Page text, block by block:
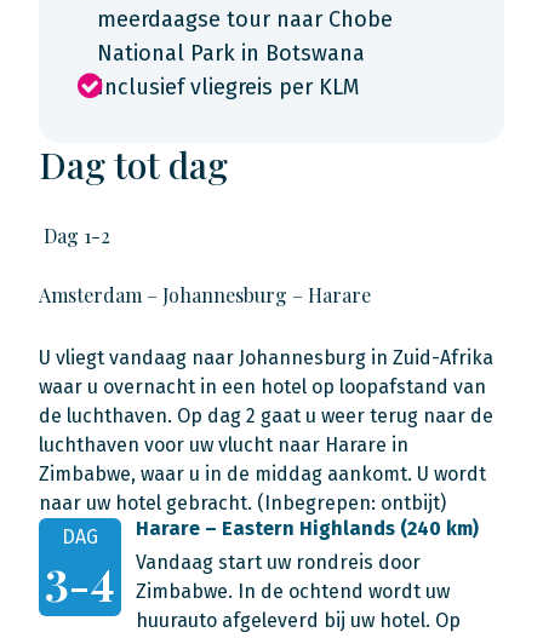
meerdaagse tour naar Chobe
National Park in Botswana
Inclusief vliegreis per KLM
Dag tot dag
Dag 1-2
Amsterdam – Johannesburg – Harare
U vliegt vandaag naar Johannesburg in Zuid-Afrika
waar u overnacht in een hotel op loopafstand van
de luchthaven. Op dag 2 gaat u weer terug naar de
luchthaven voor uw vlucht naar Harare in
Zimbabwe, waar u in de middag aankomt. U wordt
naar uw hotel gebracht. (Inbegrepen: ontbijt)
DAG
3-4
Harare – Eastern Highlands (240 km)
Vandaag start uw rondreis door
Zimbabwe. In de ochtend wordt uw
huurauto afgeleverd bij uw hotel. Op